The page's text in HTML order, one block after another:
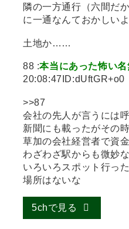
隣の一方通行（六間だ
に一通なんておかしい
土地か……
88 :本当にあった怖い名
20:08:47ID:dUftGR+o0
>>87
会社の先人が言うには
新聞にも載ったがその
草加の会社経営者で資
わざわざ駅からも微妙
いろいろスポット行っ
場所はないな
5chで見る